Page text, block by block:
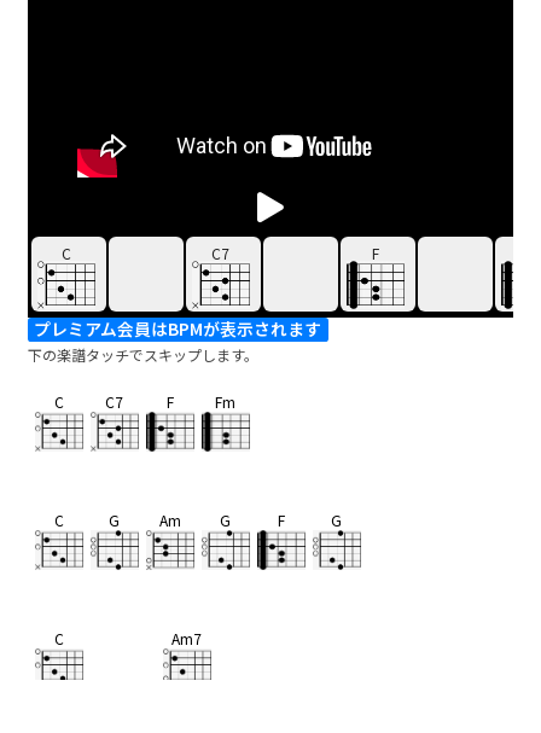
C C7 F
プレミアム会員はBPMが表示されます
下の楽譜タッチでスキップします。
C C7 F Fm
C G Am G F G
C Am7